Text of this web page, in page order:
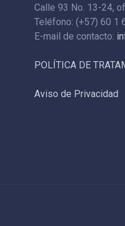
Calle 93 No. 13-24,
Teléfono: (+57) 60 1
E-mail de contacto:
POLÍTICA DE
Aviso de Privacidad